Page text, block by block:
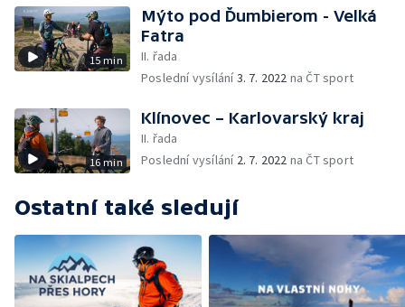
15 min
Mýto pod Ďumbierom - Velká
Fatra
II. řada
Poslední vysílání3. 7. 2022 na ČT sport
16 min
Klínovec – Karlovarský kraj
II. řada
Poslední vysílání 2. 7. 2022 na ČT sport
Ostatní také sledují